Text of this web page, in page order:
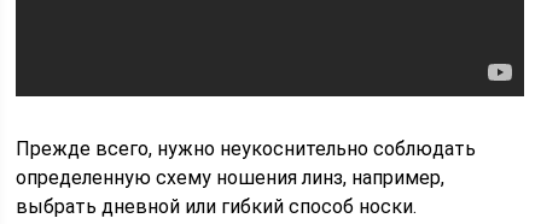
Прежде всего, нужно неукоснительно соблюдать
определенную схему ношения линз, например,
выбрать дневной или гибкий способ носки.